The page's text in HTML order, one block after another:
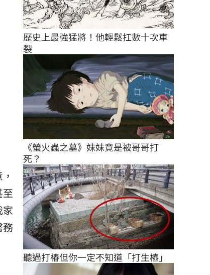
歷史上最強猛將！他輕鬆扛數十次車
裂
《螢火蟲之墓》妹妹竟是被哥哥打
死？
聽過打樁但你一定不知道「打生樁」